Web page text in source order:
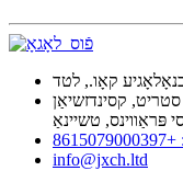
סטריט, קסינדזשיאַן
פּראַווינס, טשיינאַ
info@jxch.ltd